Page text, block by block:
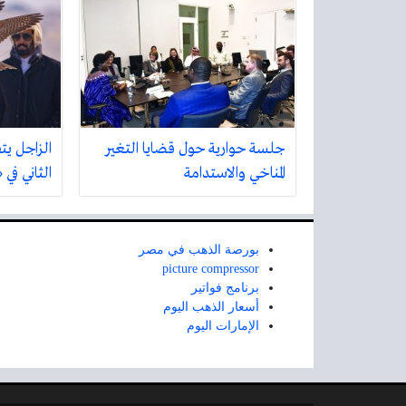
جلسة حوارية حول قضايا التغير
المناخي والاستدامة
الزاجل
الثاني
بورصة الذهب في مصر
picture compressor
برنامج فواتير
أسعار الذهب اليوم
الإمارات اليوم